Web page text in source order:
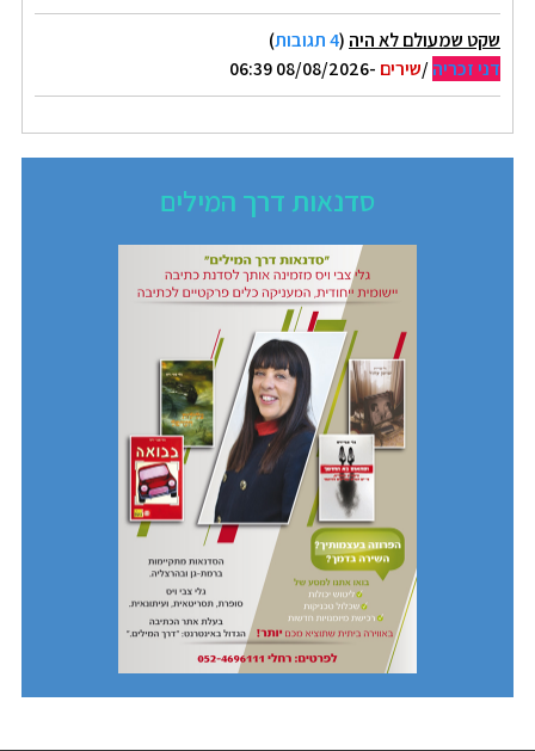
שקט שמעולם לא היה (4 תגובות
)
דני זכריה/שירים -08/08/2026 06:39
סדנאות דרך המילים